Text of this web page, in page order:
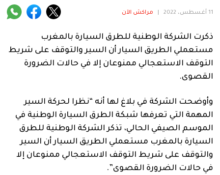
11 أغسطس، 2022 مراكش الآن
ذكرت الشركة الوطنية للطرق السيارة بالمغرب
مستعملي الطريق السيار أن السير والتوقف على شريط
التوقف الاستعجالي ممنوعان إلا في حالات الضرورة
القصوى.
وأوضحت الشركة في بلاغ لها أنه “نظرا لحركة السير
المهمة التي تعرفها شبكة الطرق السيارة الوطنية في
الموسم الصيفي الحالي، تذكر الشركة الوطنية للطرق
السيارة بالمغرب مستعملي الطريق السيار أن السير
والتوقف على شريط التوقف الاستعجالي ممنوعان إلا
في حالات الضرورة القصوى”.